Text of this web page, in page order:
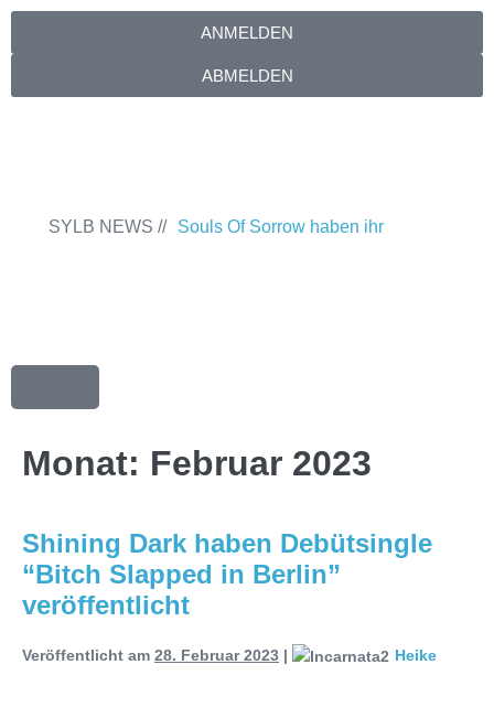
SYLB NEWS // Souls Of Sorrow haben ihr
22.11.2025 im Parkhaus Meiderich,
Releaseshow am 22.11.2025 im
Parkhaus Meiderich, Duisburg
Album „Rise Of Independence“
ANMELDEN
ABMELDEN
Monat: Februar 2023
Shining Dark haben Debütsingle
“Bitch Slapped in Berlin”
veröffentlicht
Veröffentlicht am 28. Februar 2023 | Heike